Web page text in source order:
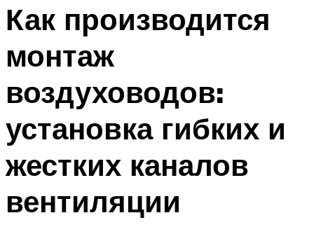
Как производится
монтаж
воздуховодов:
установка гибких и
жестких каналов
вентиляции